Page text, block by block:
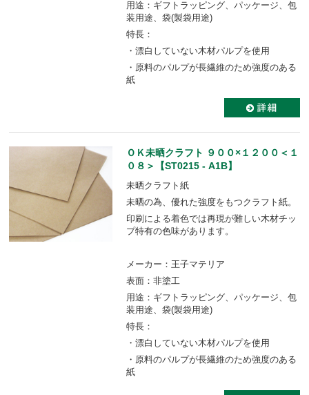
用途：ギフトラッピング、パッケージ、包
装用途、袋(製袋用途)
特長：
・漂白していない木材パルプを使用
・原料のパルプが長繊維のため強度のある
紙
ＯＫ未晒クラフト ９００×１２００＜１
０８＞【ST0215 - A1B】
未晒クラフト紙
未晒の為、優れた強度をもつクラフト紙。
印刷による着色では再現が難しい木材チッ
プ特有の色味があります。
メーカー：王子マテリア
表面：非塗工
用途：ギフトラッピング、パッケージ、包
装用途、袋(製袋用途)
特長：
・漂白していない木材パルプを使用
・原料のパルプが長繊維のため強度のある
紙